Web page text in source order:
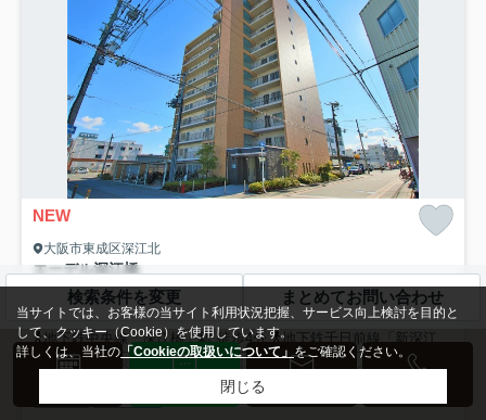
NEW
大阪市東成区深江北
エーデル深江橋
15.2万円管理/共益費10,000円
8階 / 58.03㎡ / 2LDK /築15年
地下鉄中央線「深江橋」駅 徒歩4分
地下鉄千日前線「新深江」駅 徒歩16分
バス・トイレ別 室内洗濯機置場 エアコン
検索条件を変更 まとめてお問い合わせ
当サイトでは、お客様の当サイト利用状況把握、サービス向上検討を目的と
して、クッキー（Cookie）を使用しています。
詳しくは、当社の 「Cookieの取扱いについて」をご確認ください。
閉じる